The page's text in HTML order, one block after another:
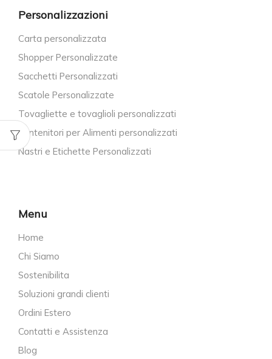
Personalizzazioni
Carta personalizzata
Shopper Personalizzate
Sacchetti Personalizzati
Scatole Personalizzate
Tovagliette e tovaglioli personalizzati
Contenitori per Alimenti personalizzati
Nastri e Etichette Personalizzati
Menu
Home
Chi Siamo
Sostenibilita
Soluzioni grandi clienti
Ordini Estero
Contatti e Assistenza
Blog